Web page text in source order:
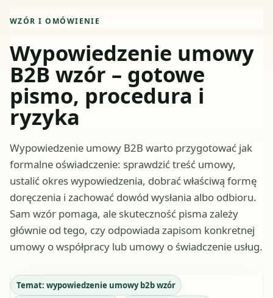
WZÓR I OMÓWIENIE
Wypowiedzenie umowy
B2B wzór – gotowe
pismo, procedura i
ryzyka
Wypowiedzenie umowy B2B warto przygotować jak
formalne oświadczenie: sprawdzić treść umowy,
ustalić okres wypowiedzenia, dobrać właściwą formę
doręczenia i zachować dowód wysłania albo odbioru.
Sam wzór pomaga, ale skuteczność pisma zależy
głównie od tego, czy odpowiada zapisom konkretnej
umowy o współpracy lub umowy o świadczenie usług.
Temat: wypowiedzenie umowy b2b wzór